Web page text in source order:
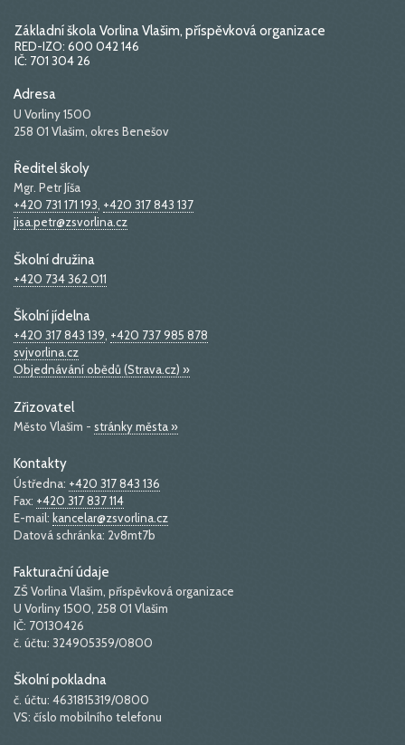
Základní škola Vorlina Vlašim, příspěvková organizace
RED-IZO: 600 042 146
IČ: 701 304 26
Adresa
U Vorliny 1500
258 01 Vlašim, okres Benešov
Ředitel školy
Mgr. Petr Jíša
+420 731 171 193 +420 317 843 137
jisa.petr@zsvorlina.cz
Školní družina
+420 734 362 011
Školní jídelna
+420 317 843 139, +420 737 985 878
svjvorlina.cz
Objednávání obědů (Strava.cz) »
Zřizovatel
Město Vlašim - stránky města »
Kontakty
Ústředna: +420 317 843 136
Fax: +420 317 837 114
E-mail: kancelar@zsvorlina.cz
Datová schránka: 2v8mt7b
Fakturační údaje
ZŠ Vorlina Vlašim, příspěvková organizace
U Vorliny 1500, 258 01 Vlašim
IČ: 70130426
č. účtu: 324905359/0800
Školní pokladna
č. účtu: 4631815319/0800
VS: číslo mobilního telefonu